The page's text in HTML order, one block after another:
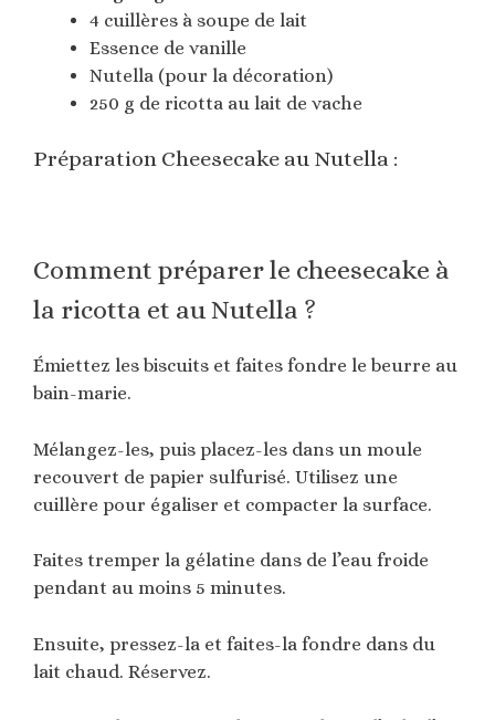
4 cuillères à soupe de lait
Essence de vanille
Nutella (pour la décoration)
250 g de ricotta au lait de vache
Préparation Cheesecake au Nutella :
Comment préparer le cheesecake à
la ricotta et au Nutella ?
Émiettez les biscuits et faites fondre le beurre au
bain-marie.
Mélangez-les, puis placez-les dans un moule
recouvert de papier sulfurisé. Utilisez une
cuillère pour égaliser et compacter la surface.
Faites tremper la gélatine dans de l’eau froide
pendant au moins 5 minutes.
Ensuite, pressez-la et faites-la fondre dans du
lait chaud. Réservez.